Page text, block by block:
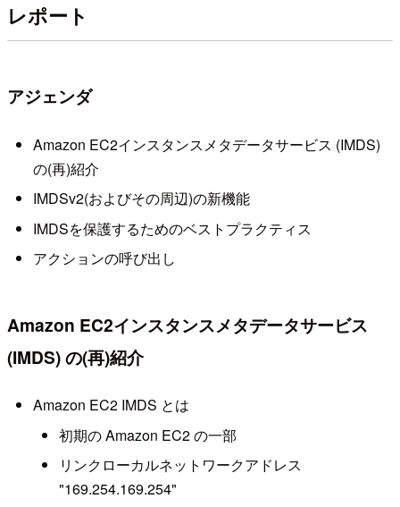
レポート
アジェンダ
Amazon EC2インスタンスメタデータサービス (IMDS)
の(再)紹介
IMDSv2(およびその周辺)の新機能
IMDSを保護するためのベストプラクティス
アクションの呼び出し
Amazon EC2インスタンスメタデータサービス
(IMDS) の(再)紹介
Amazon EC2 IMDS とは
初期の Amazon EC2 の一部
リンクローカルネットワークアドレス
"169.254.169.254"